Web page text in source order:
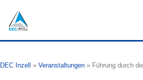
DEC Inzell » Veranstaltungen » Führung durch